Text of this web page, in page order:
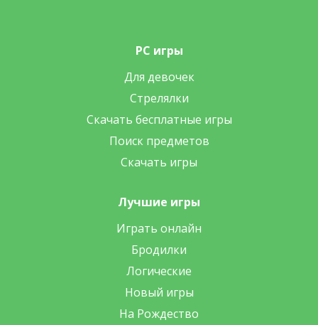
PC игры
Для девочек
Стрелялки
Скачать бесплатные игры
Поиск предметов
Скачать игры
Лучшие игры
Играть онлайн
Бродилки
Логические
Новый игры
На Рождество